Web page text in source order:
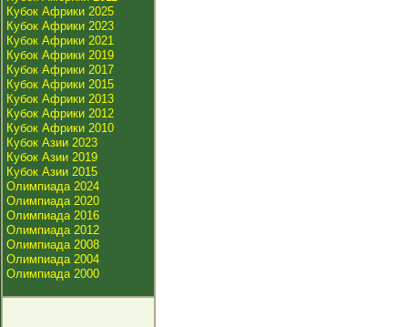
Кубок Африки 2025
Кубок Африки 2023
Кубок Африки 2021
Кубок Африки 2019
Кубок Африки 2017
Кубок Африки 2015
Кубок Африки 2013
Кубок Африки 2012
Кубок Африки 2010
Кубок Азии 2023
Кубок Азии 2019
Кубок Азии 2015
Олимпиада 2024
Олимпиада 2020
Олимпиада 2016
Олимпиада 2012
Олимпиада 2008
Олимпиада 2004
Олимпиада 2000